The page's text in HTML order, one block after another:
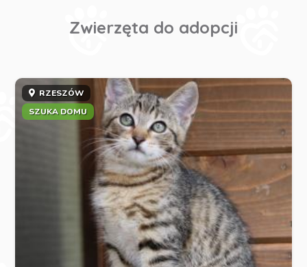
Zwierzęta do adopcji
RZESZÓW
SZUKA DOMU